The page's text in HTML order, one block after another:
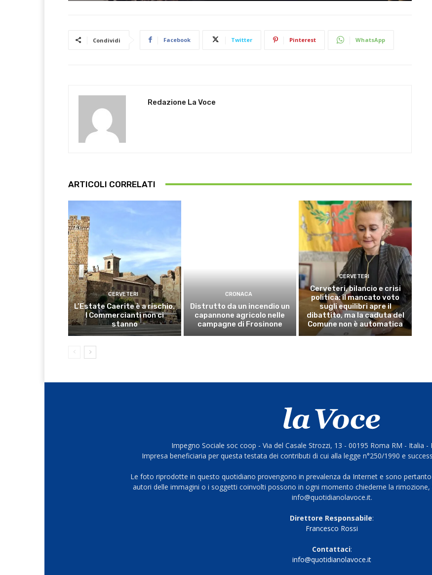
Condividi Facebook Twitter Pinterest WhatsApp
Redazione La Voce
ARTICOLI CORRELATI
CERVETERI
L’Estate Caerite è a rischio.
I Commercianti non ci
stanno
CRONACA
Distrutto da un incendio un
capannone agricolo nelle
campagne di Frosinone
CERVETERI
Cerveteri, bilancio e crisi
politica: il mancato voto
sugli equilibri apre il
dibattito, ma la caduta del
Comune non è automatica
Impegno Sociale soc coop - Via del Casale Strozzi, 13 - 00195 Roma RM - Italia -
Impresa beneficiaria per questa testata dei contributi di cui alla legge n°250/1990 e
Le foto riprodotte in questo quotidiano provengono in prevalenza da Internet e sono
autori delle immagini o i soggetti coinvolti possono in ogni momento chiederne la rimozione,
info@quotidianolavoce.it.
Direttore Responsabile:
Francesco Rossi
Contattaci:
info@quotidianolavoce.it